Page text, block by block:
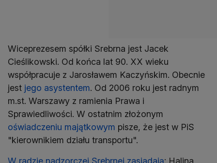
Wiceprezesem spółki Srebrna jest Jacek
Cieślikowski. Od końca lat 90. XX wieku
współpracuje z Jarosławem Kaczyńskim. Obecnie
jest jego asystentem. Od 2006 roku jest radnym
m.st. Warszawy z ramienia Prawa i
Sprawiedliwości. W ostatnim złożonym
oświadczeniu majątkowym pisze, że jest w PiS
"kierownikiem działu transportu".
W radzie nadzorczej Srebrnej zasiadają: Halina